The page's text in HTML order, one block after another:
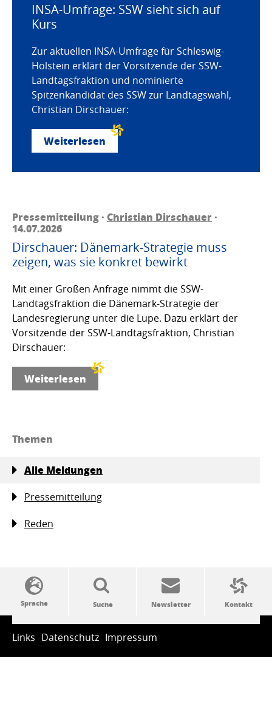
INSA-Umfrage: SSW sieht sich auf
Kurs
Zur aktuellen INSA-Umfrage für Schleswig-
Holstein erklärt der Vorsitzende der SSW-
Landtagsfraktion und nominierte
Spitzenkandidat des SSW zur Landtagswahl,
Christian Dirschauer:
Weiterlesen
Pressemitteilung · Christian Dirschauer·
14.07.2026
Dirschauer: Dänemark-Strategie muss
zeigen, was sie konkret bewirkt
Mit einer Großen Anfrage nimmt die SSW-
Landtagsfraktion die Dänemark-Strategie der
Landesregierung unter die Lupe. Dazu erklärt der
Vorsitzende der SSW-Landtagsfraktion, Christian
Dirschauer:
Weiterlesen
Themen
Alle Meldungen
Pressemitteilung
Reden
SSW-Politik von A bis Z
Links Datenschutz Impressum